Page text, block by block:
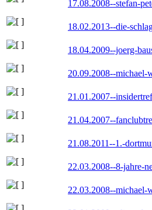
17.08.2008--stefan-
18.02.2013--die-
18.04.2009--joerg-
20.09.2008--michael-
21.01.2007--
21.04.2007--
21.08.2011--1.-
22.03.2008--8-jahre-
22.03.2008--michael-